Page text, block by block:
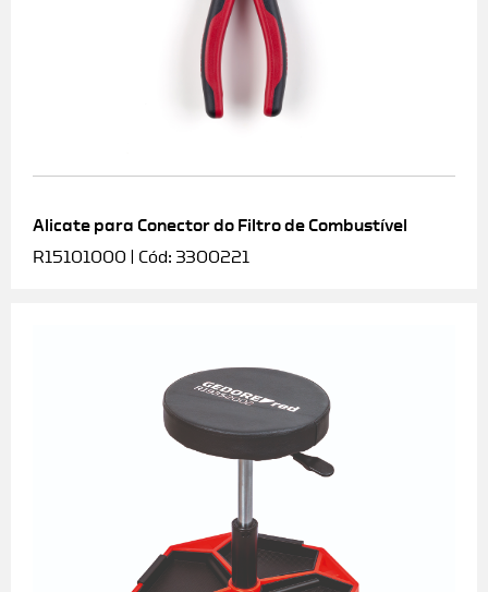
Alicate para Conector do Filtro de Combustível
R15101000 | Cód: 3300221